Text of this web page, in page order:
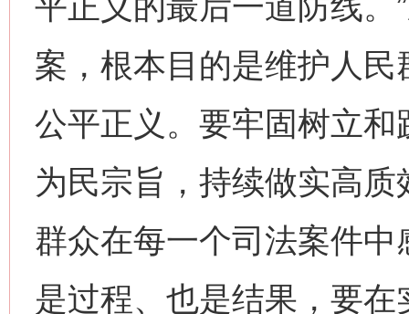
案，根本目的是维护人
公平正义。要牢固树立
为民宗旨，持续做实高
群众在每一个司法案件
是过程、也是结果，要